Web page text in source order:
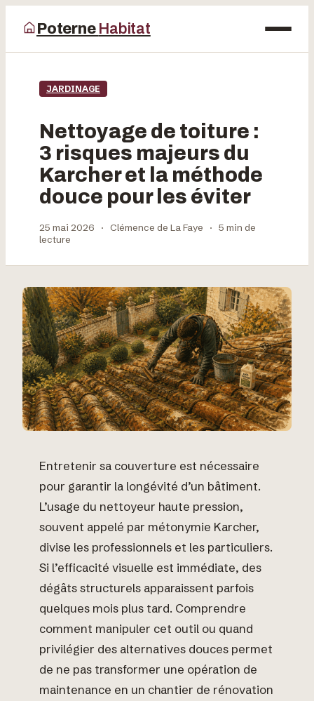
Poterne Habitat
Maison
Déco
Jardinage
JARDINAGE
Nettoyage de toiture :
3 risques majeurs du
Karcher et la méthode
douce pour les éviter
25 mai 2026 · Clémence de La Faye · 5 min de
lecture
Entretenir sa couverture est nécessaire
pour garantir la longévité d’un bâtiment.
L’usage du nettoyeur haute pression,
souvent appelé par métonymie Karcher,
divise les professionnels et les particuliers.
Si l’efficacité visuelle est immédiate, des
dégâts structurels apparaissent parfois
quelques mois plus tard. Comprendre
comment manipuler cet outil ou quand
privilégier des alternatives douces permet
de ne pas transformer une opération de
maintenance en un chantier de rénovation